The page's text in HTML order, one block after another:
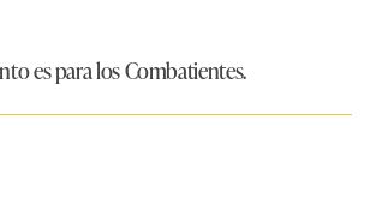
es para los Combatientes.